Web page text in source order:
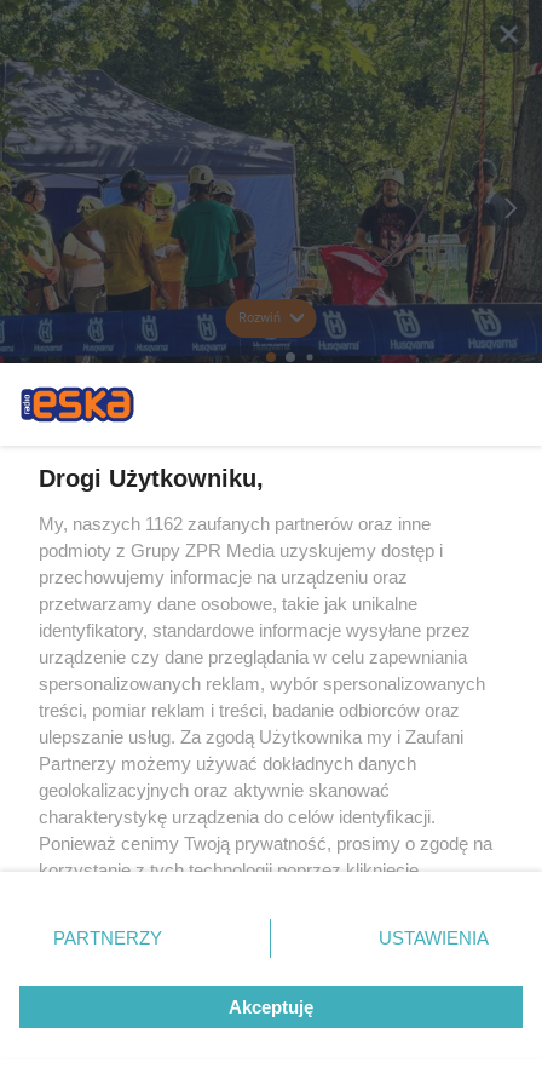
Rozwiń
Drogi Użytkowniku,
My, naszych 1162 zaufanych partnerów oraz inne
podmioty z Grupy ZPR Media uzyskujemy dostęp i
przechowujemy informacje na urządzeniu oraz
przetwarzamy dane osobowe, takie jak unikalne
identyfikatory, standardowe informacje wysyłane przez
urządzenie czy dane przeglądania w celu zapewniania
spersonalizowanych reklam, wybór spersonalizowanych
treści, pomiar reklam i treści, badanie odbiorców oraz
ulepszanie usług. Za zgodą Użytkownika my i Zaufani
Partnerzy możemy używać dokładnych danych
geolokalizacyjnych oraz aktywnie skanować
charakterystykę urządzenia do celów identyfikacji.
Ponieważ cenimy Twoją prywatność, prosimy o zgodę na
korzystanie z tych technologii poprzez kliknięcie
zmienić/wycofać klikając przycisk ustawień prywatności
znajdujący się w lewym dolnym rogu strony
rodzaje przetwarzania danych nie wymagają zgody
użytkownika, ale masz prawo sprzeciwić się takiemu
przetwarzaniu. Preferencje będą miały zastosowanie tylko
PARTNERZY USTAWIENIA
Akceptuję